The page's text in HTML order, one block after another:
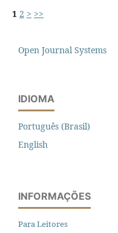
1 2 > >>
Open Journal Systems
IDIOMA
Português (Brasil)
English
INFORMAÇÕES
Para Leitores